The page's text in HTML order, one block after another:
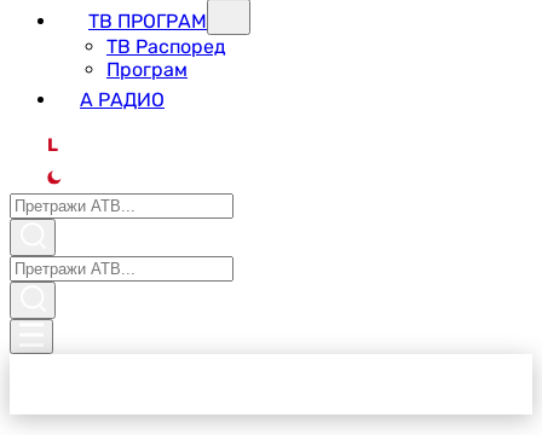
ТВ ПРОГРАМ
ТВ Распоред
Програм
А РАДИО
L